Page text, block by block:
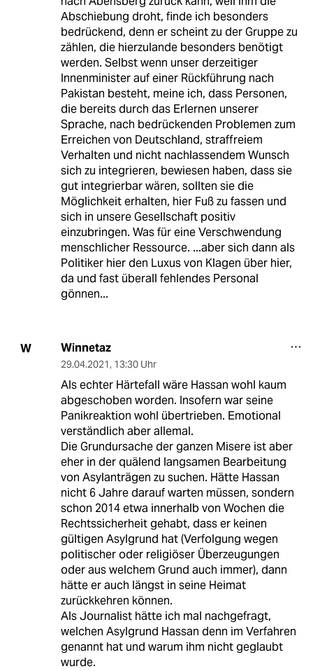
Abschiebung droht, finde ich besonders
bedrückend, denn er scheint zu der Gruppe zu
zählen, die hierzulande besonders benötigt
werden. Selbst wenn unser derzeitiger
Innenminister auf einer Rückführung nach
Pakistan besteht, meine ich, dass Personen,
die bereits durch das Erlernen unserer
Sprache, nach bedrückenden Problemen zum
Erreichen von Deutschland, straffreiem
Verhalten und nicht nachlassendem Wunsch
sich zu integrieren, bewiesen haben, dass sie
gut integrierbar wären, sollten sie die
Möglichkeit erhalten, hier Fuß zu fassen und
sich in unsere Gesellschaft positiv
einzubringen. Was für eine Verschwendung
menschlicher Ressource. ...aber sich dann als
Politiker hier den Luxus von Klagen über hier,
da und fast überall fehlendes Personal
gönnen...
W Winnetaz
29.04.2021, 13:30 Uhr
Als echter Härtefall wäre Hassan wohl kaum
abgeschoben worden. Insofern war seine
Panikreaktion wohl übertrieben. Emotional
verständlich aber allemal.
Die Grundursache der ganzen Misere ist aber
eher in der quälend langsamen Bearbeitung
von Asylanträgen zu suchen. Hätte Hassan
nicht 6 Jahre darauf warten müssen, sondern
schon 2014 etwa innerhalb von Wochen die
Rechtssicherheit gehabt, dass er keinen
gültigen Asylgrund hat (Verfolgung wegen
politischer oder religiöser Überzeugungen
oder aus welchem Grund auch immer), dann
hätte er auch längst in seine Heimat
zurückkehren können.
Als Journalist hätte ich mal nachgefragt,
welchen Asylgrund Hassan denn im Verfahren
genannt hat und warum ihm nicht geglaubt
wurde.